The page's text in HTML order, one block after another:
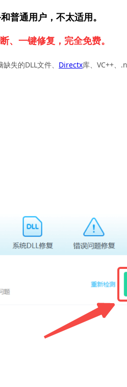
普通用户，不太适用。
、一键修复，完全免费。
失的DLL文件、 Directx库、VC++、